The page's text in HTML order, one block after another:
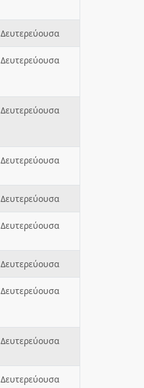
Δευτερεύουσα
Δευτερεύουσα
Δευτερεύουσα
Δευτερεύουσα
Δευτερεύουσα
Δευτερεύουσα
Δευτερεύουσα
Δευτερεύουσα
Δευτερεύουσα
Δευτερεύουσα